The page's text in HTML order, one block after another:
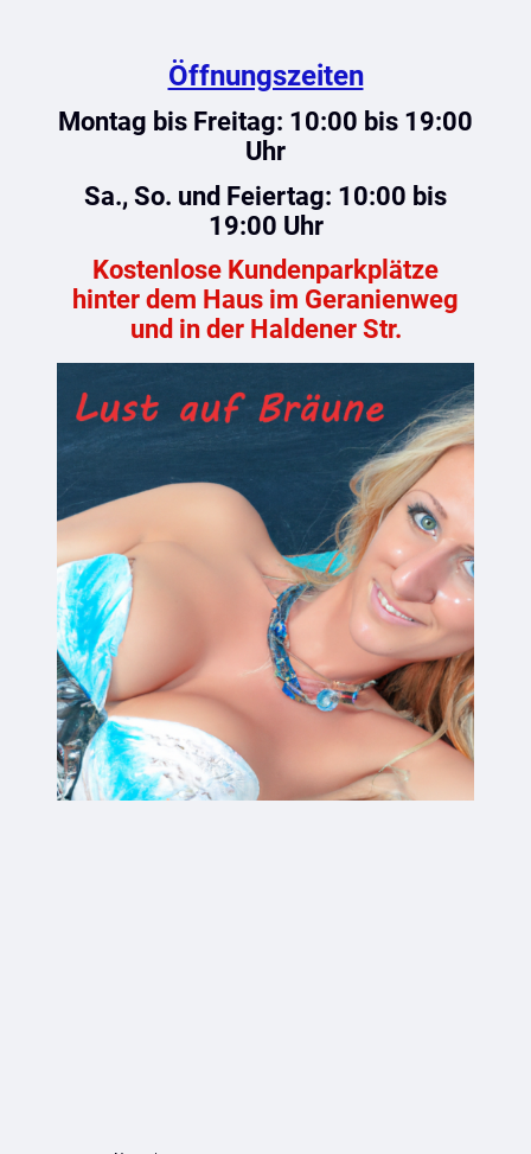
Öffnungszeiten
Montag bis Freitag: 10:00 bis 19:00
Uhr
Sa., So. und Feiertag: 10:00 bis
19:00 Uhr
Kostenlose Kundenparkplätze
hinter dem Haus im Geranienweg
und in der Haldener Str.